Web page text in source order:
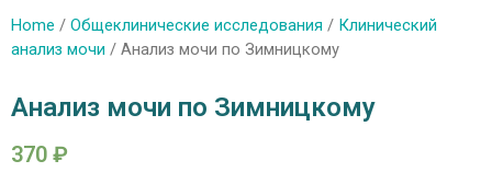
Home / Общеклинические исследования / Клинический
анализ мочи / Анализ мочи по Зимницкому
Анализ мочи по Зимницкому
370 ₽